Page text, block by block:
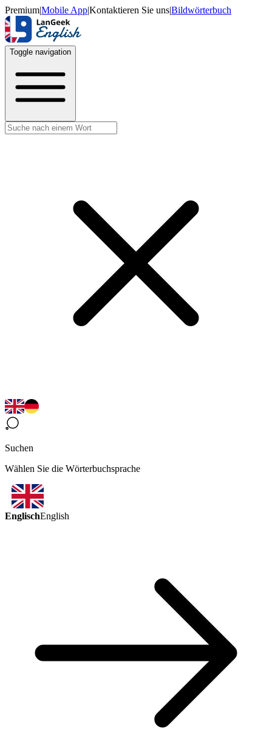
Premium|Mobile App|Kontaktieren Sie uns|Bildwörterbuch
Toggle navigation
Suchen
Wählen Sie die Wörterbuchsprache
EnglischEnglish